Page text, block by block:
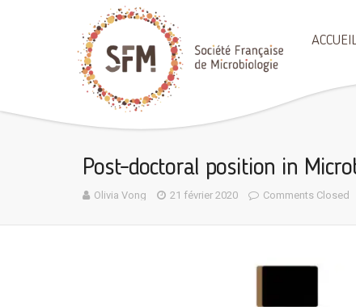
Post-doctoral position in
Olivia Vong 21 février 2020 Comments Closed